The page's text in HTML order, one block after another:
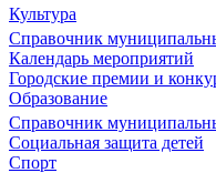
Культура
Справочник
Календарь мероприятий
Городские премии и
Образование
Справочник
Социальная защита детей
Спорт